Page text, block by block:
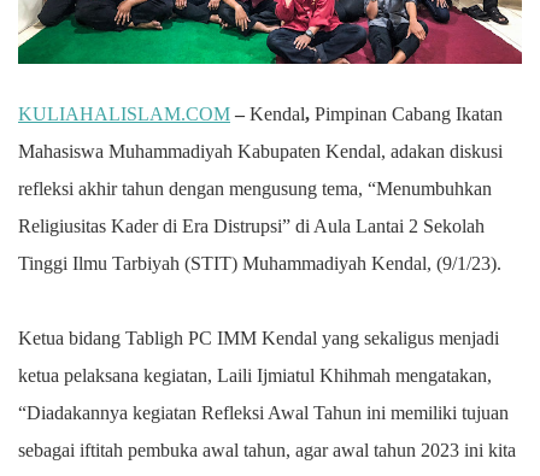
KULIAHALISLAM.COM – Kendal, Pimpinan Cabang Ikatan
Mahasiswa Muhammadiyah Kabupaten Kendal, adakan diskusi
refleksi akhir tahun dengan mengusung tema, “Menumbuhkan
Religiusitas Kader di Era Distrupsi” di Aula Lantai 2 Sekolah
Tinggi Ilmu Tarbiyah (STIT) Muhammadiyah Kendal, (9/1/23).
Ketua bidang Tabligh PC IMM Kendal yang sekaligus menjadi
ketua pelaksana kegiatan, Laili Ijmiatul Khihmah mengatakan,
“Diadakannya kegiatan Refleksi Awal Tahun ini memiliki tujuan
sebagai iftitah pembuka awal tahun, agar awal tahun 2023 ini kita